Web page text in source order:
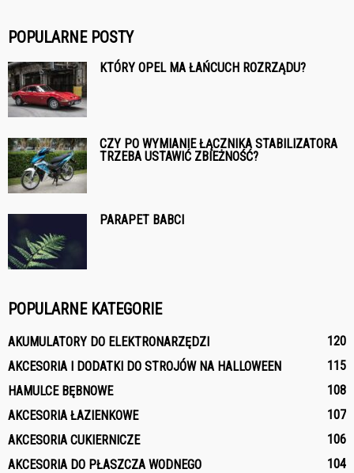
POPULARNE POSTY
KTÓRY OPEL MA ŁAŃCUCH ROZRZĄDU?
CZY PO WYMIANIE ŁĄCZNIKA STABILIZATORA
TRZEBA USTAWIĆ ZBIEŻNOŚĆ?
PARAPET BABCI
POPULARNE KATEGORIE
AKUMULATORY DO ELEKTRONARZĘDZI
120
AKCESORIA I DODATKI DO STROJÓW NA HALLOWEEN
115
HAMULCE BĘBNOWE
108
AKCESORIA ŁAZIENKOWE
107
AKCESORIA CUKIERNICZE
106
AKCESORIA DO PŁASZCZA WODNEGO
104